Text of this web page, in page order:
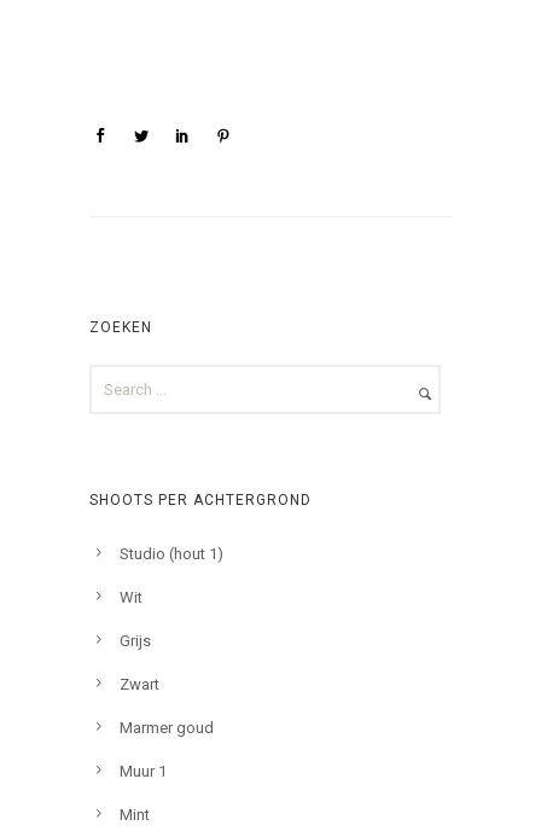
ZOEKEN
SHOOTS PER ACHTERGROND
Studio (hout 1)
Wit
Grijs
Zwart
Marmer goud
Muur 1
Mint